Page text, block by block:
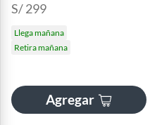
S/ 299
Llega mañana
Retira mañana
Agregar